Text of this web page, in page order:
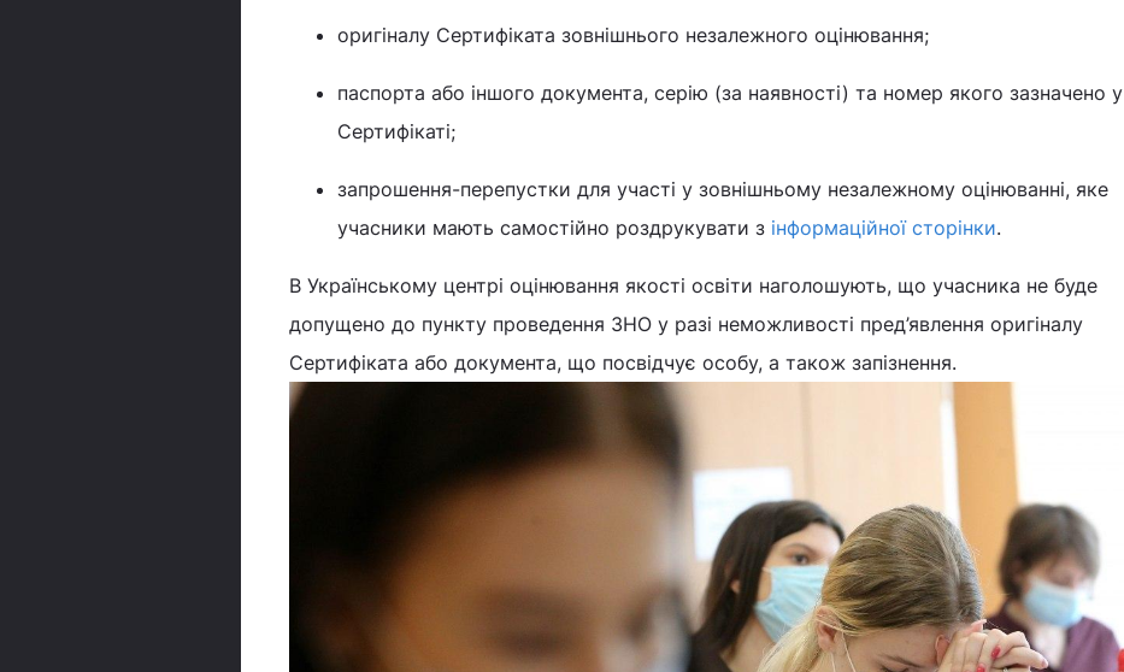
оригіналу Сертифіката зовнішнього незалежного оцінювання;
паспорта або іншого документа, серію (за наявності) та номер якого зазначено у
Сертифікаті;
запрошення-перепустки для участі у зовнішньому незалежному оцінюванні, яке
учасники мають самостійно роздрукувати з інформаційної сторінки.
В Українському центрі оцінювання якості освіти наголошують, що учасника не буде
допущено до пункту проведення ЗНО у разі неможливості пред’явлення оригіналу
Сертифіката або документа, що посвідчує особу, а також запізнення.